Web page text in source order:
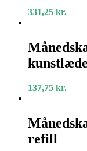
i
brunt
331,25 kr.
2026
i
3-
sort
kunstlæder
137,75 kr.
2026
rød/grå
faner,
refill